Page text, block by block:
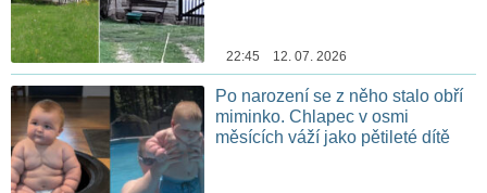
22:45 12. 07. 2026
Po narození se z něho stalo obří
miminko. Chlapec v osmi
měsících váží jako pětileté dítě